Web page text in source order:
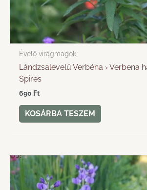
Évelő virágmagok
Lándzsalevelű Verbéna › Verbena
Spires
690 Ft
KOSÁRBA TESZEM
ÚJ!